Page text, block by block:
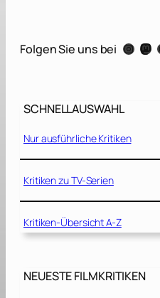
n
l
[
2
0
]
Folgen Sie uns bei Instagram Mastodon
SCHNELLAUSWAHL
Nur ausführliche Kritiken
Kritiken zu TV-Serien
Kritiken-Übersicht A-Z
NEUESTE FILMKRITIKEN